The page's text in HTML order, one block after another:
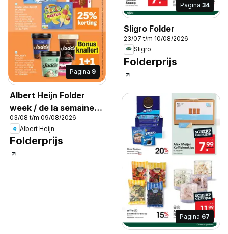
Pagina 9
Albert Heijn Folder
week / de la semaine
32
03/08 t/m 09/08/2026
Albert Heijn
Folderprijs
Pagina 34
Sligro Folder
23/07 t/m 10/08/2026
Sligro
Folderprijs
Pagina 67